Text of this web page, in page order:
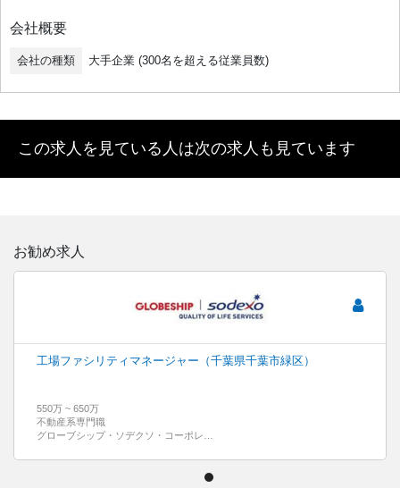
会社概要
会社の種類 大手企業 (300名を超える従業員数)
この求人を見ている人は次の求人も見ています
お勧め求人
工場ファシリティマネージャー（千葉県千葉市緑区）
550万 ~ 650万
不動産系専門職